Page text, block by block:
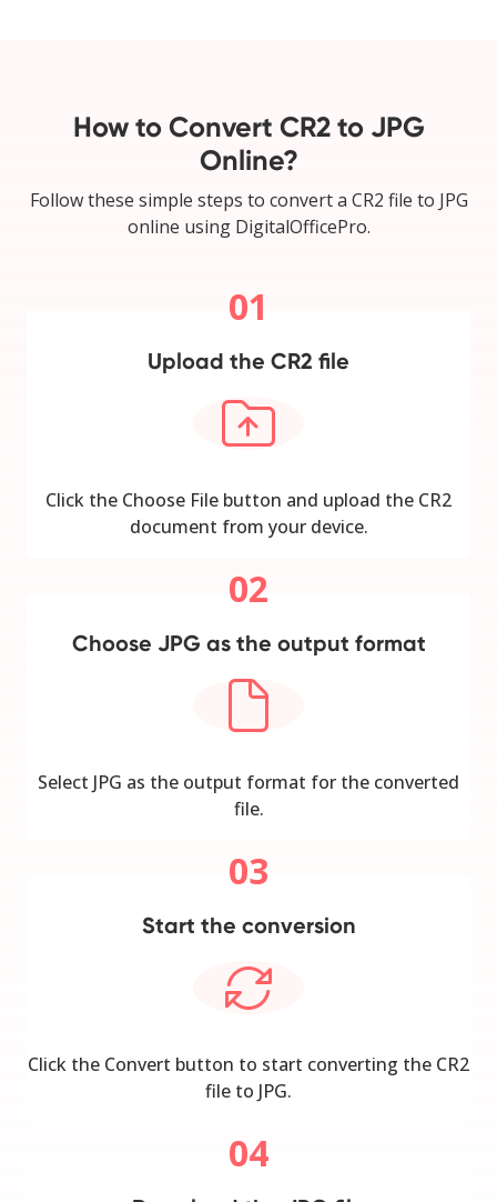
How to Convert CR2 to JPG
Online?
Follow these simple steps to convert a CR2 file to JPG
online using DigitalOfficePro.
01
Upload the CR2 file
Click the Choose File button and upload the CR2
document from your device.
02
Choose JPG as the output format
Select JPG as the output format for the converted
file.
03
Start the conversion
Click the Convert button to start converting the CR2
file to JPG.
04